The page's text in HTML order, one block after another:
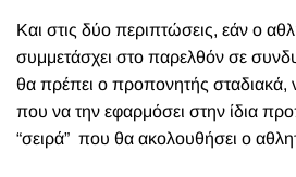
Και στις δύο περιπτώσεις, εάν ο
συμμετάσχει στο παρελθόν σε
θα πρέπει ο προπονητής σταδιακά,
που να την εφαρμόσει στην ίδια
“σειρά” που θα ακολουθήσει ο